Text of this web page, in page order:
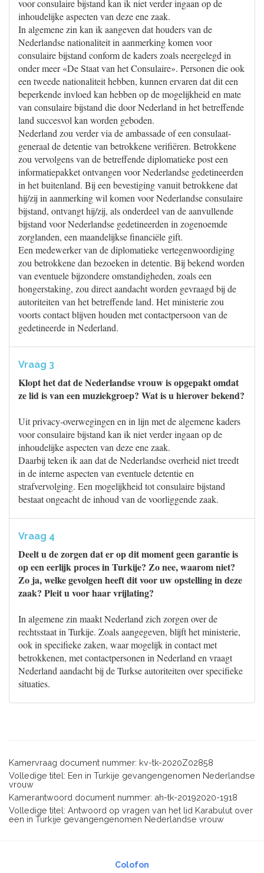
voor consulaire bijstand kan ik niet verder ingaan op de
inhoudelijke aspecten van deze ene zaak.
In algemene zin kan ik aangeven dat houders van de
Nederlandse nationaliteit in aanmerking komen voor
consulaire bijstand conform de kaders zoals neergelegd in
onder meer «De Staat van het Consulaire». Personen die ook
een tweede nationaliteit hebben, kunnen ervaren dat dit een
beperkende invloed kan hebben op de mogelijkheid en mate
van consulaire bijstand die door Nederland in het betreffende
land succesvol kan worden geboden.
Nederland zou verder via de ambassade of een consulaat-
generaal de detentie van betrokkene verifiëren. Betrokkene
zou vervolgens van de betreffende diplomatieke post een
informatiepakket ontvangen voor Nederlandse gedetineerden
in het buitenland. Bij een bevestiging vanuit betrokkene dat
hij/zij in aanmerking wil komen voor Nederlandse consulaire
bijstand, ontvangt hij/zij, als onderdeel van de aanvullende
bijstand voor Nederlandse gedetineerden in zogenoemde
zorglanden, een maandelijkse financiële gift.
Een medewerker van de diplomatieke vertegenwoordiging
zou betrokkene dan bezoeken in detentie. Bij bekend worden
van eventuele bijzondere omstandigheden, zoals een
hongerstaking, zou direct aandacht worden gevraagd bij de
autoriteiten van het betreffende land. Het ministerie zou
voorts contact blijven houden met contactpersoon van de
gedetineerde in Nederland.
Vraag 3
Klopt het dat de Nederlandse vrouw is opgepakt omdat
ze lid is van een muziekgroep? Wat is u hierover bekend?
Uit privacy-overwegingen en in lijn met de algemene kaders
voor consulaire bijstand kan ik niet verder ingaan op de
inhoudelijke aspecten van deze ene zaak.
Daarbij teken ik aan dat de Nederlandse overheid niet treedt
in de interne aspecten van eventuele detentie en
strafvervolging. Een mogelijkheid tot consulaire bijstand
bestaat ongeacht de inhoud van de voorliggende zaak.
Vraag 4
Deelt u de zorgen dat er op dit moment geen garantie is
op een eerlijk proces in Turkije? Zo nee, waarom niet?
Zo ja, welke gevolgen heeft dit voor uw opstelling in deze
zaak? Pleit u voor haar vrijlating?
In algemene zin maakt Nederland zich zorgen over de
rechtsstaat in Turkije. Zoals aangegeven, blijft het ministerie,
ook in specifieke zaken, waar mogelijk in contact met
betrokkenen, met contactpersonen in Nederland en vraagt
Nederland aandacht bij de Turkse autoriteiten over specifieke
situaties.
Kamervraag document nummer: kv-tk-2020Z02858
Volledige titel: Een in Turkije gevangengenomen Nederlandse
vrouw
Kamerantwoord document nummer: ah-tk-20192020-1918
Volledige titel: Antwoord op vragen van het lid Karabulut over
een in Turkije gevangengenomen Nederlandse vrouw
Colofon